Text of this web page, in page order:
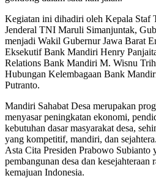
Kegiatan ini dihadiri oleh Kepala
Jenderal TNI Maruli Simanjuntak,
menjadi Wakil Gubernur Jawa Barat
Eksekutif Bank Mandiri Henry
Relations Bank Mandiri M. Wisnu
Hubungan Kelembagaan Bank
Putranto.
Mandiri Sahabat Desa merupakan
menyasar peningkatan ekonomi,
kebutuhan dasar masyarakat desa,
yang kompetitif, mandiri, dan
Asta Cita Presiden Prabowo Subianto
pembangunan desa dan kesejahteraan
kemajuan Indonesia.